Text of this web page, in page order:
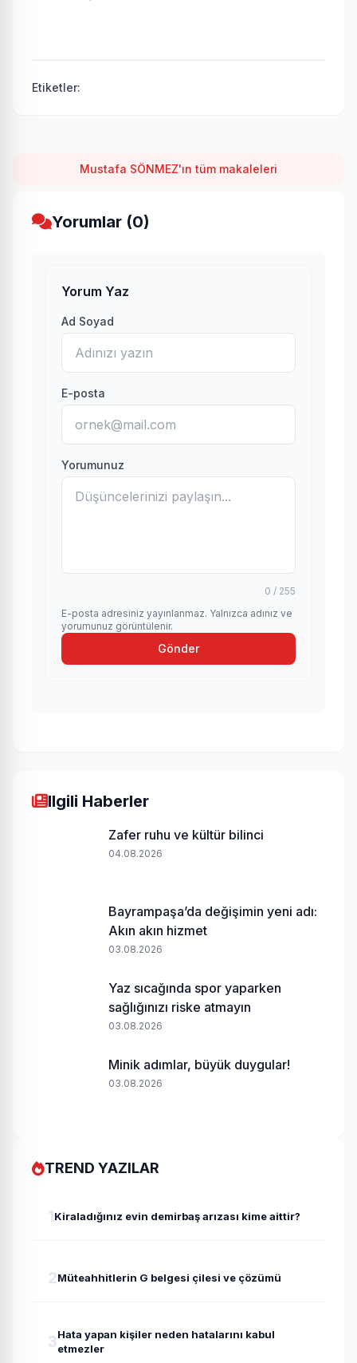
Etiketler:
Mustafa SÖNMEZ'ın tüm makaleleri
Yorumlar (0)
Yorum Yaz
Ad Soyad
E-posta
Yorumunuz
0 / 255
E-posta adresiniz yayınlanmaz. Yalnızca adınız ve
yorumunuz görüntülenir.
Gönder
Ilgili Haberler
Zafer ruhu ve kültür bilinci
04.08.2026
Bayrampaşa’da değişimin yeni adı:
Akın akın hizmet
03.08.2026
Yaz sıcağında spor yaparken
sağlığınızı riske atmayın
03.08.2026
Minik adımlar, büyük duygular!
03.08.2026
TREND YAZILAR
1Kiraladığınız evin demirbaş arızası kime aittir?
2Müteahhitlerin G belgesi çilesi ve çözümü
3Hata yapan kişiler neden hatalarını kabul
etmezler